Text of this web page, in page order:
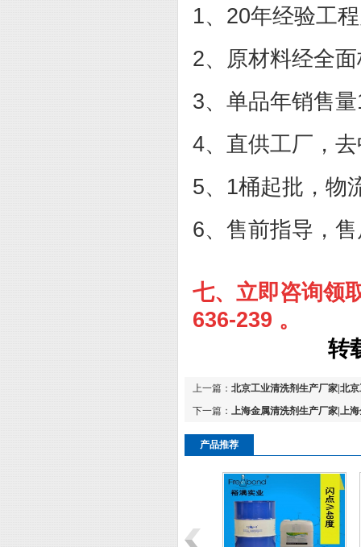
1、20年经验工
2、原材料经全
3、单品年销售
4、直供工厂，
5、1桶起批，物
6、售前指导，
七、 立即咨询领
636-239 。
转
上一篇： 北京工业清洗剂生产厂家|北
下一篇： 上海金属清洗剂生产厂家|上
产品推荐